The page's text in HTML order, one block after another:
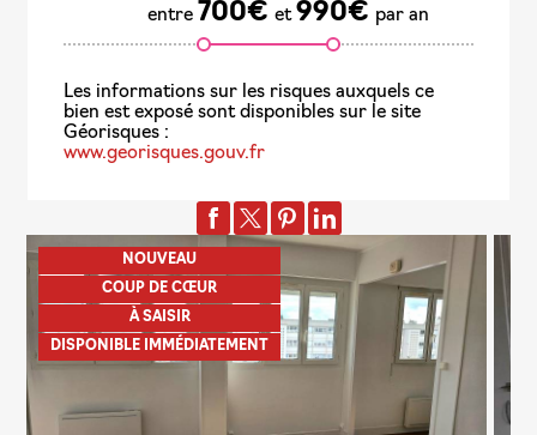
NOUVEAU
COUP DE CŒUR
À SAISIR
DISPONIBLE IMMÉDIATEMENT
entre 700€ et 990€ par an
www.georisques.gouv.fr